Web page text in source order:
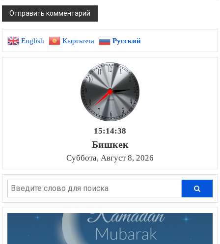
English Кыргызча Русский
15:14:38
Бишкек
Суббота, Август 8, 2026